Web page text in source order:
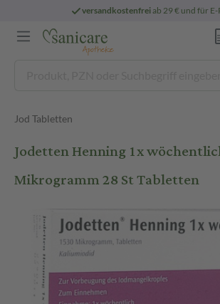
versandkostenfreiab 29 € und für
Jod Tabletten
Jodetten Henning 1x
Mikrogramm 28 St Tabletten